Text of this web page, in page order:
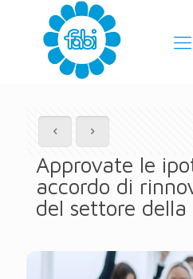
Approvate le
accordo di
del settore della